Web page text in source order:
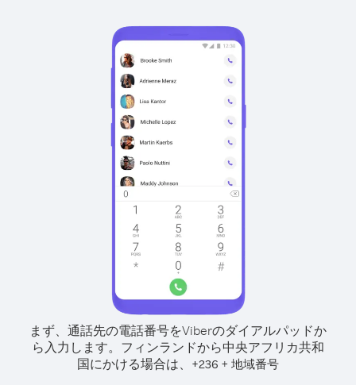
まず、通話先の電話番号をViberのダイアルパッドか
ら入力します。 フィンランドから中央アフリカ共和
国にかける場合は、 +236 + 地域番号